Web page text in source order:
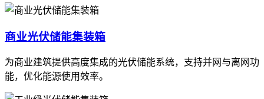
商业光伏储能集装箱
为商业建筑提供高度集成的光伏储能系统，支持并网与离网功
能，优化能源使用效率。